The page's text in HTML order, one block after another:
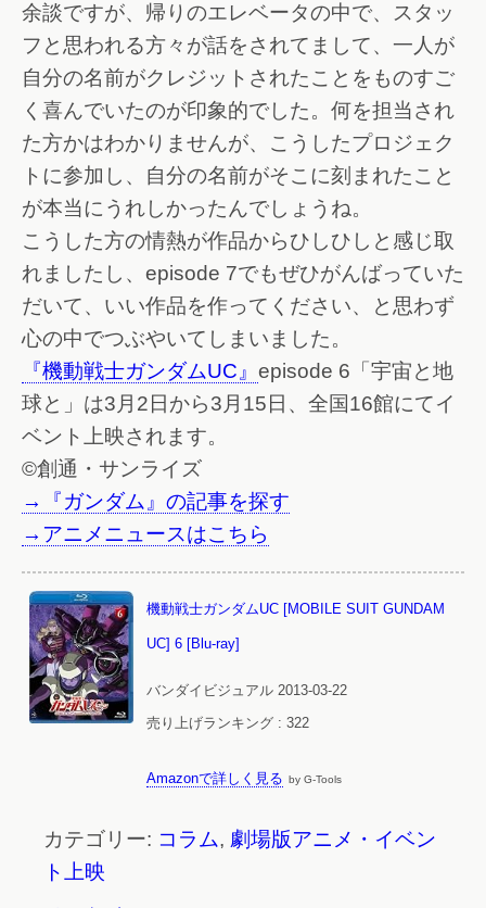
余談ですが、帰りのエレベータの中で、スタッ
フと思われる方々が話をされてまして、一人が
自分の名前がクレジットされたことをものすご
く喜んでいたのが印象的でした。何を担当され
た方かはわかりませんが、こうしたプロジェク
トに参加し、自分の名前がそこに刻まれたこと
が本当にうれしかったんでしょうね。
こうした方の情熱が作品からひしひしと感じ取
れましたし、episode 7でもぜひがんばっていた
だいて、いい作品を作ってください、と思わず
心の中でつぶやいてしまいました。
『機動戦士ガンダムUC』 episode 6「宇宙と地
球と」は3月2日から3月15日、全国16館にてイ
ベント上映されます。
©創通・サンライズ
→『ガンダム』の記事を探す
→アニメニュースはこちら
機動戦士ガンダムUC [MOBILE SUIT GUNDAM
UC] 6 [Blu-ray]
バンダイビジュアル 2013-03-22
売り上げランキング : 322
Amazonで詳しく見る by G-Tools
カテゴリー: コラム, 劇場版アニメ・イベン
ト上映